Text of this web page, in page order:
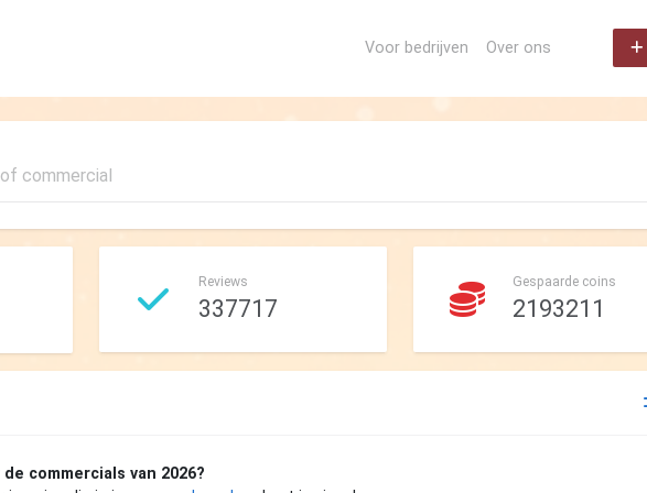
Voor bedrijven Over ons
Reviews
337717
Gespaarde coins
2193211
commercials van 2026?